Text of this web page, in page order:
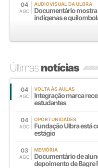
04
AGO
AUDIOVISUAL DA ULBRA
Documentário
indígenas e
Últimasnotícias
04
AGO
VOLTA ÀS AULAS
Integração marca
estudantes
04
AGO
OPORTUNIDADES
Fundação Ulbra está
estágio
03
AGO
MEMÓRIA
Documentário de
depoimento de Bagre